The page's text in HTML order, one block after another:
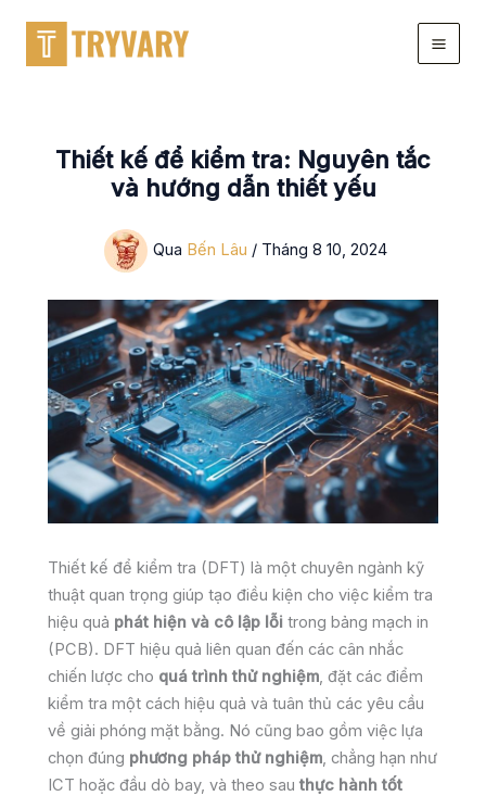
Thiết kế để kiểm tra: Nguyên tắc
và hướng dẫn thiết yếu
Qua Bến Lâu / Tháng 8 10, 2024
Thiết kế để kiểm tra (DFT) là một chuyên ngành kỹ
thuật quan trọng giúp tạo điều kiện cho việc kiểm tra
hiệu quả phát hiện và cô lập lỗi trong bảng mạch in
(PCB). DFT hiệu quả liên quan đến các cân nhắc
chiến lược cho quá trình thử nghiệm, đặt các điểm
kiểm tra một cách hiệu quả và tuân thủ các yêu cầu
về giải phóng mặt bằng. Nó cũng bao gồm việc lựa
chọn đúng phương pháp thử nghiệm, chẳng hạn như
ICT hoặc đầu dò bay, và theo sau thực hành tốt